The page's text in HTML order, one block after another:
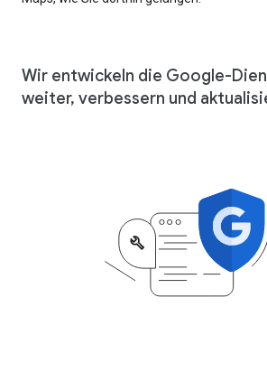
Wir entwickeln die Google-
weiter, verbessern und